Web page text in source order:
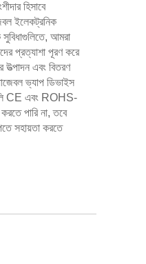
হিসাবে
ইলেকট্রনিক
আমরা
প্রত্যাশা পূরণ করে
এবং বিতরণ
ভ্যাপ ডিভাইস
CE এবং ROHS-
পারি না, তবে
সহায়তা করতে